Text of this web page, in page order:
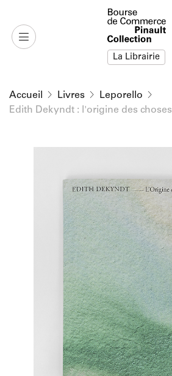
La Librairie
Accueil Livres
Leporello
Edith Dekyndt : l'origine des choses